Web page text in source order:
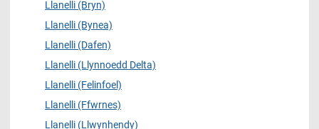
Llanelli (Bryn)
Llanelli (Bynea)
Llanelli (Dafen)
Llanelli (Llynnoedd Delta)
Llanelli (Felinfoel)
Llanelli (Ffwrnes)
Llanelli (Llwynhendy)